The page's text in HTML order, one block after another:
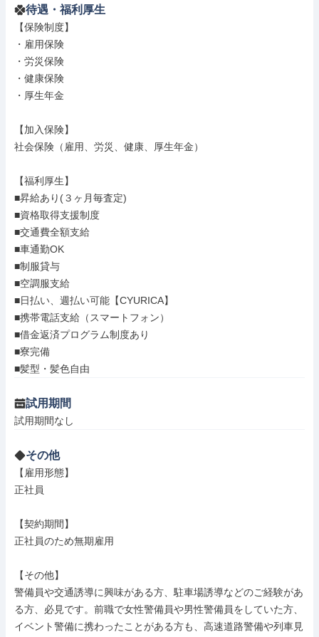
待遇・福利厚生
【保険制度】
・雇用保険
・労災保険
・健康保険
・厚生年金
【加入保険】
社会保険（雇用、労災、健康、厚生年金）
【福利厚生】
■昇給あり(３ヶ月毎査定)
■資格取得支援制度
■交通費全額支給
■車通勤OK
■制服貸与
■空調服支給
■日払い、週払い可能【CYURICA】
■携帯電話支給（スマートフォン）
■借金返済プログラム制度あり
■寮完備
■髪型・髪色自由
試用期間
試用期間なし
その他
【雇用形態】
正社員
【契約期間】
正社員のため無期雇用
【その他】
警備員や交通誘導に興味がある方、駐車場誘導などのご経験があ
る方、必見です。前職で女性警備員や男性警備員をしていた方、
イベント警備に携わったことがある方も、高速道路警備や列車見